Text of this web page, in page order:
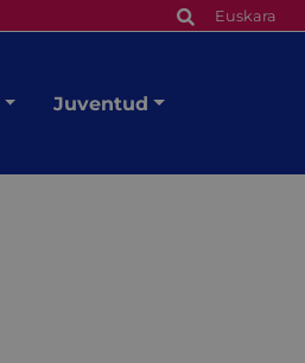
Euskara
Juventud